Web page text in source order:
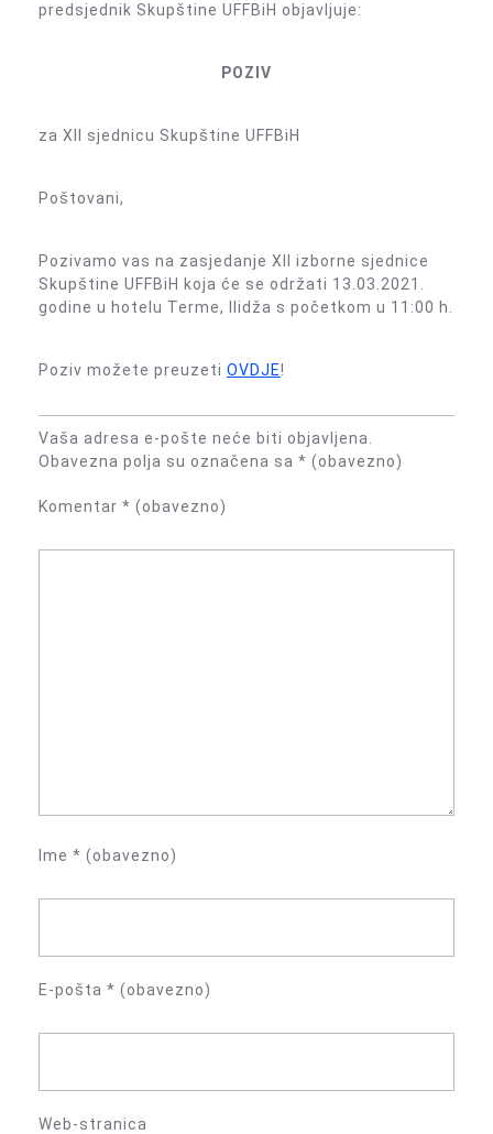
predsjednik Skupštine UFFBiH objavljuje:
POZIV
za XII sjednicu Skupštine UFFBiH
Poštovani,
Pozivamo vas na zasjedanje XII izborne sjednice
Skupštine UFFBiH koja će se održati 13.03.2021.
godine u hotelu Terme, Ilidža s početkom u 11:00 h.
Poziv možete preuzeti OVDJE!
Vaša adresa e-pošte neće biti objavljena.
Obavezna polja su označena sa * (obavezno)
Komentar * (obavezno)
Ime * (obavezno)
E-pošta * (obavezno)
Web-stranica